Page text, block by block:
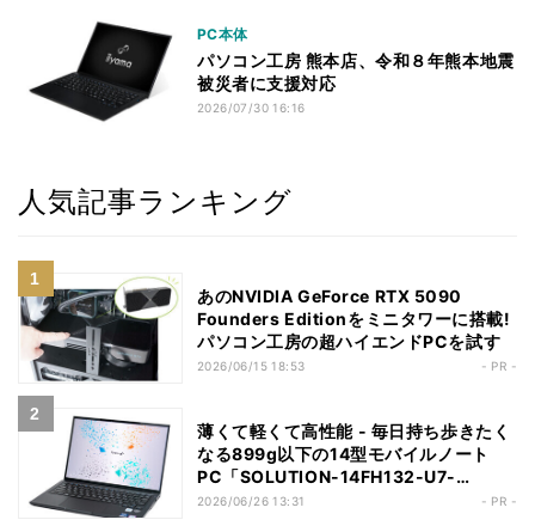
PC本体
パソコン工房 熊本店、令和８年熊本地震
被災者に支援対応
2026/07/30 16:16
人気記事ランキング
あのNVIDIA GeForce RTX 5090
Founders Editionをミニタワーに搭載!
パソコン工房の超ハイエンドPCを試す
2026/06/15 18:53 - PR -
薄くて軽くて高性能 - 毎日持ち歩きたく
なる899g以下の14型モバイルノート
PC「SOLUTION-14FH132-U7-
UCSX」
2026/06/26 13:31 - PR -